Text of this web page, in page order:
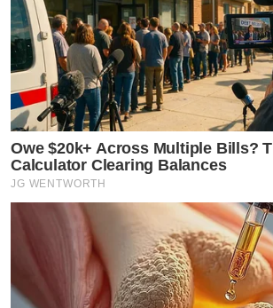
Owe $20k+ Across Multiple Bills?
Calculator Clearing Balances
JG WENTWORTH